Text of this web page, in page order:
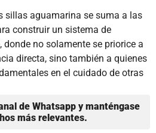
sillas aguamarina se suma a las
construir un sistema de
no solamente se priorice a
directa, sino también a quienes
en el cuidado de otras
de Whatsapp y manténgase
más relevantes.